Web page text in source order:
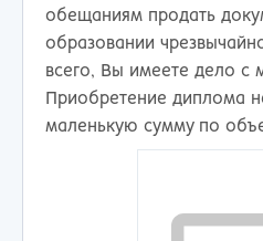
обещаниям продать
образовании
всего, Вы имеете дело с
Приобретение диплома
маленькую сумму по